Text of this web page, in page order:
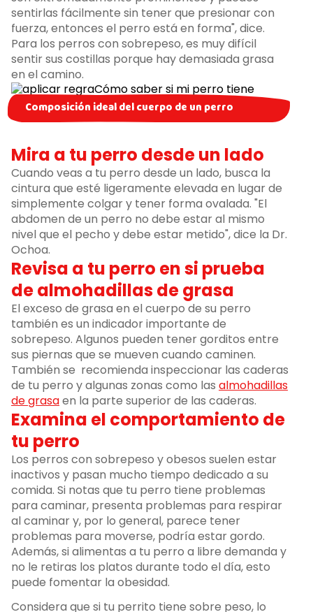
sentirlas fácilmente sin tener que presionar con
fuerza, entonces el perro está en forma", dice.
Para los perros con sobrepeso, es muy difícil
sentir sus costillas porque hay demasiada grasa
en el camino.
Composición ideal del cuerpo de un perro
Mira a tu perro desde un lado
Cuando veas a tu perro desde un lado, busca la
cintura que esté ligeramente elevada en lugar de
simplemente colgar y tener forma ovalada. "El
abdomen de un perro no debe estar al mismo
nivel que el pecho y debe estar metido", dice la Dr.
Ochoa.
Revisa a tu perro en si prueba
de almohadillas de grasa
El exceso de grasa en el cuerpo de su perro
también es un indicador importante de
sobrepeso. Algunos pueden tener gorditos entre
sus piernas que se mueven cuando caminen.
También se recomienda inspeccionar las caderas
de tu perro y algunas zonas como las almohadillas
de grasaen la parte superior de las caderas.
Examina el comportamiento de
tu perro
Los perros con sobrepeso y obesos suelen estar
inactivos y pasan mucho tiempo dedicado a su
comida. Si notas que tu perro tiene problemas
para caminar, presenta problemas para respirar
al caminar y, por lo general, parece tener
problemas para moverse, podría estar gordo.
Además, si alimentas a tu perro a libre demanda y
no le retiras los platos durante todo el día, esto
puede fomentar la obesidad.
Considera que si tu perrito tiene sobre peso, lo